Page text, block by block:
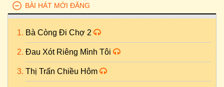
BÀI HÁT MỚI ĐĂNG
Bà Còng Đi Chợ 2
Đau Xót Riêng Mình Tôi
Thị Trấn Chiều Hôm